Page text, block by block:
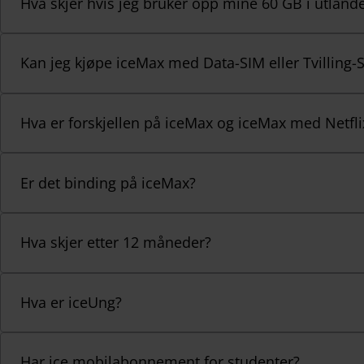
Kan jeg kjøpe iceMax med Data-SIM eller Tvilling-
Hva er forskjellen på iceMax og iceMax med
Er det binding på iceMax?
Hva skjer etter 12 måneder?
Hva er iceUng?